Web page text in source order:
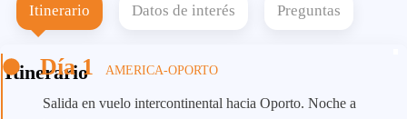
Itinerario Datos de interés Preguntas
Itinerario
Día 1 AMERICA-OPORTO
Salida en vuelo intercontinental hacia Oporto. Noche a